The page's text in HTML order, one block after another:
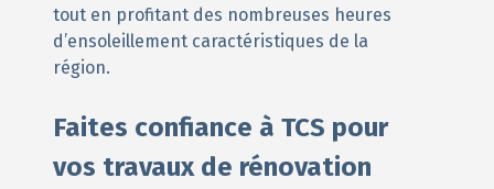
tout en profitant des nombreuses heures
d’ensoleillement caractéristiques de la
région.
Faites confiance à TCS pour
vos travaux de rénovation